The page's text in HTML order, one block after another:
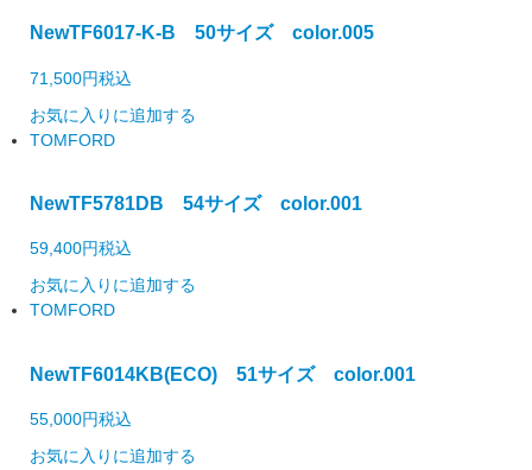
NewTF6017-K-B 50サイズ color.005
71,500円税込
お気に入りに追加する
TOMFORD
NewTF5781DB 54サイズ color.001
59,400円税込
お気に入りに追加する
TOMFORD
NewTF6014KB(ECO) 51サイズ color.001
55,000円税込
お気に入りに追加する